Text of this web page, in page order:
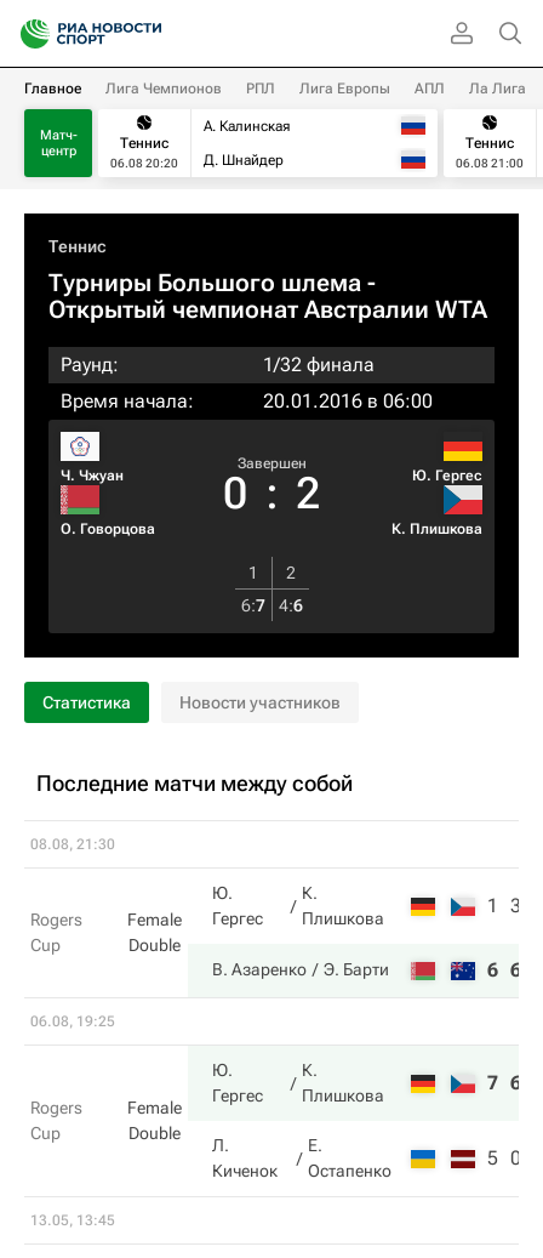
Главное Лига Чемпионов РПЛ Лига Европы АПЛ Ла Лига
Матч-
центр
Теннис
06.08 20:20
А. Калинская
Д. Шнайдер
Теннис
06.08 21:00
Теннис
Турниры Большого шлема -
Открытый чемпионат Австралии WTA
Раунд:
1/32 финала
Время начала:
20.01.2016 в 06:00
Ч. Чжуан
О. Говорцова
Завершен
0 : 2 Ю. Гергес
К. Плишкова
1
2
6:7 4:6
Статистика Новости участников
Последние матчи между собой
08.08, 21:30
Rogers
Cup
Female
Double
Ю.
Гергес
К.
Плишкова
1 3
В. Азаренко Э. Барти 6 6
06.08, 19:25
Rogers
Cup
Female
Double
Ю.
Гергес
К.
Плишкова
7 6
Л.
Киченок
Е.
Остапенко
5 0
13.05, 13:45